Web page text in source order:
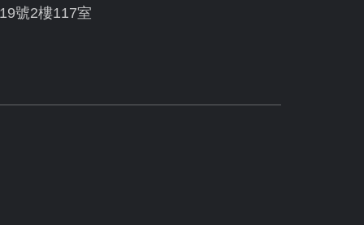
號2樓117室